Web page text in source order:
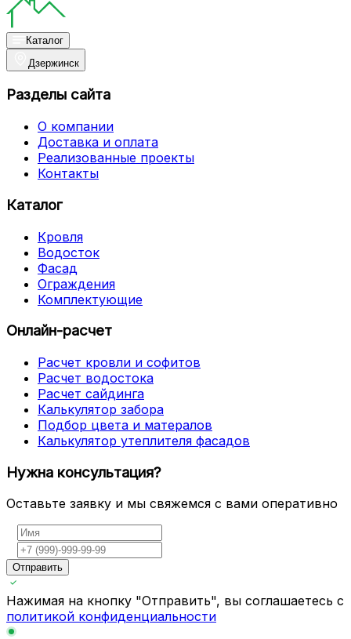
Каталог
Дзержинск
Разделы сайта
О компании
Доставка и оплата
Реализованные проекты
Контакты
Каталог
Кровля
Водосток
Фасад
Ограждения
Комплектующие
Онлайн-расчет
Расчет кровли и софитов
Расчет водостока
Расчет сайдинга
Калькулятор забора
Подбор цвета и матералов
Калькулятор утеплителя фасадов
Нужна консультация?
Оставьте заявку и мы свяжемся с вами оперативно
Отправить
Нажимая на кнопку "Отправить", вы соглашаетесь с
политикой конфиденциальности